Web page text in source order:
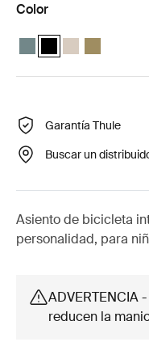
Color
Thule Yepp 2 mini Azul
Thule Yepp 2 mini
Thule Yepp 2
Thule Yepp
Garantía Thule
Buscar un
Asiento de bicicleta
personalidad, para
ADVERTENCIA
reducen la